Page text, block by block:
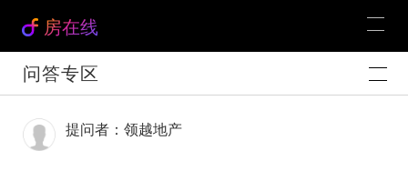
房在线
问答专区
提问者：领越地产